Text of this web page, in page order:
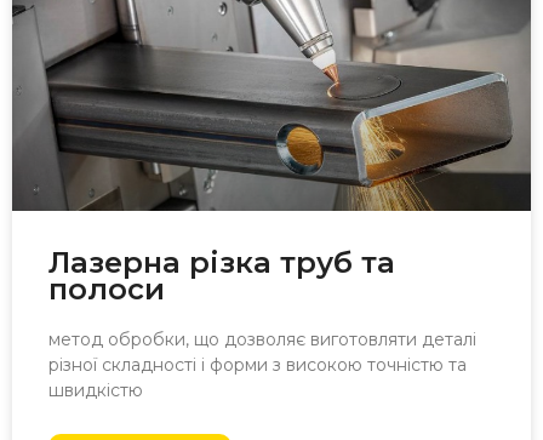
Лазерна різка труб та
полоси
метод обробки, що дозволяє виготовляти деталі
різної складності і форми з високою точністю та
швидкістю